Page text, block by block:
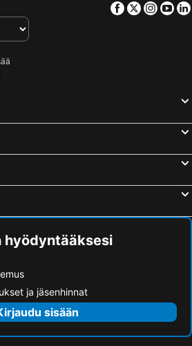
Facebook
Twitter
hyödyntääksesi
ja jäsenhinnat
sisään